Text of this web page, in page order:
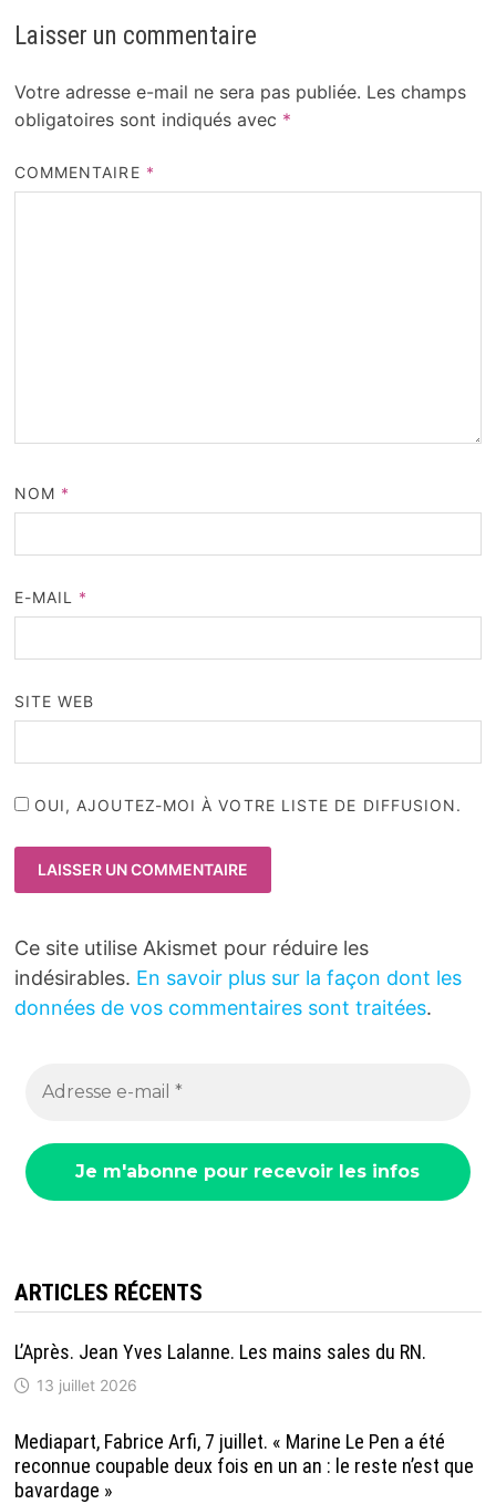
Laisser un commentaire
Votre adresse e-mail ne sera pas publiée. Les champs
obligatoires sont indiqués avec *
COMMENTAIRE *
NOM *
E-MAIL *
SITE WEB
OUI, AJOUTEZ-MOI À VOTRE LISTE DE DIFFUSION.
Ce site utilise Akismet pour réduire les
indésirables. En savoir plus sur la façon dont les
données de vos commentaires sont traitées.
ARTICLES RÉCENTS
L’Après. Jean Yves Lalanne. Les mains sales du RN.
13 juillet 2026
Mediapart, Fabrice Arfi, 7 juillet. « Marine Le Pen a été
reconnue coupable deux fois en un an : le reste n’est que
bavardage »